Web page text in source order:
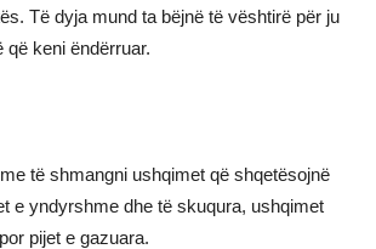
Të dyja mund ta bëjnë të vështirë për ju
që keni ëndërruar.
të shmangni ushqimet që shqetësojnë
e yndyrshme dhe të skuqura, ushqimet
pijet e gazuara.